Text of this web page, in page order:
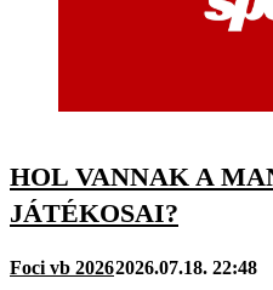
HOL VANNAK A
JÁTÉKOSAI?
Foci vb 20262026.07.18. 22:48